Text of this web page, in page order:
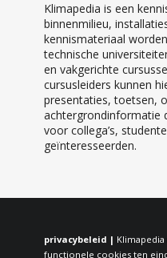
Klimapedia is een
binnenmilieu,
kennismateriaal
technische
en vakgerichte
cursusleiders kunnen
presentaties, toetsen,
achtergrondinformatie
voor collega’s,
geïnteresseerden.
privacybeleid |
functionele cookies ten